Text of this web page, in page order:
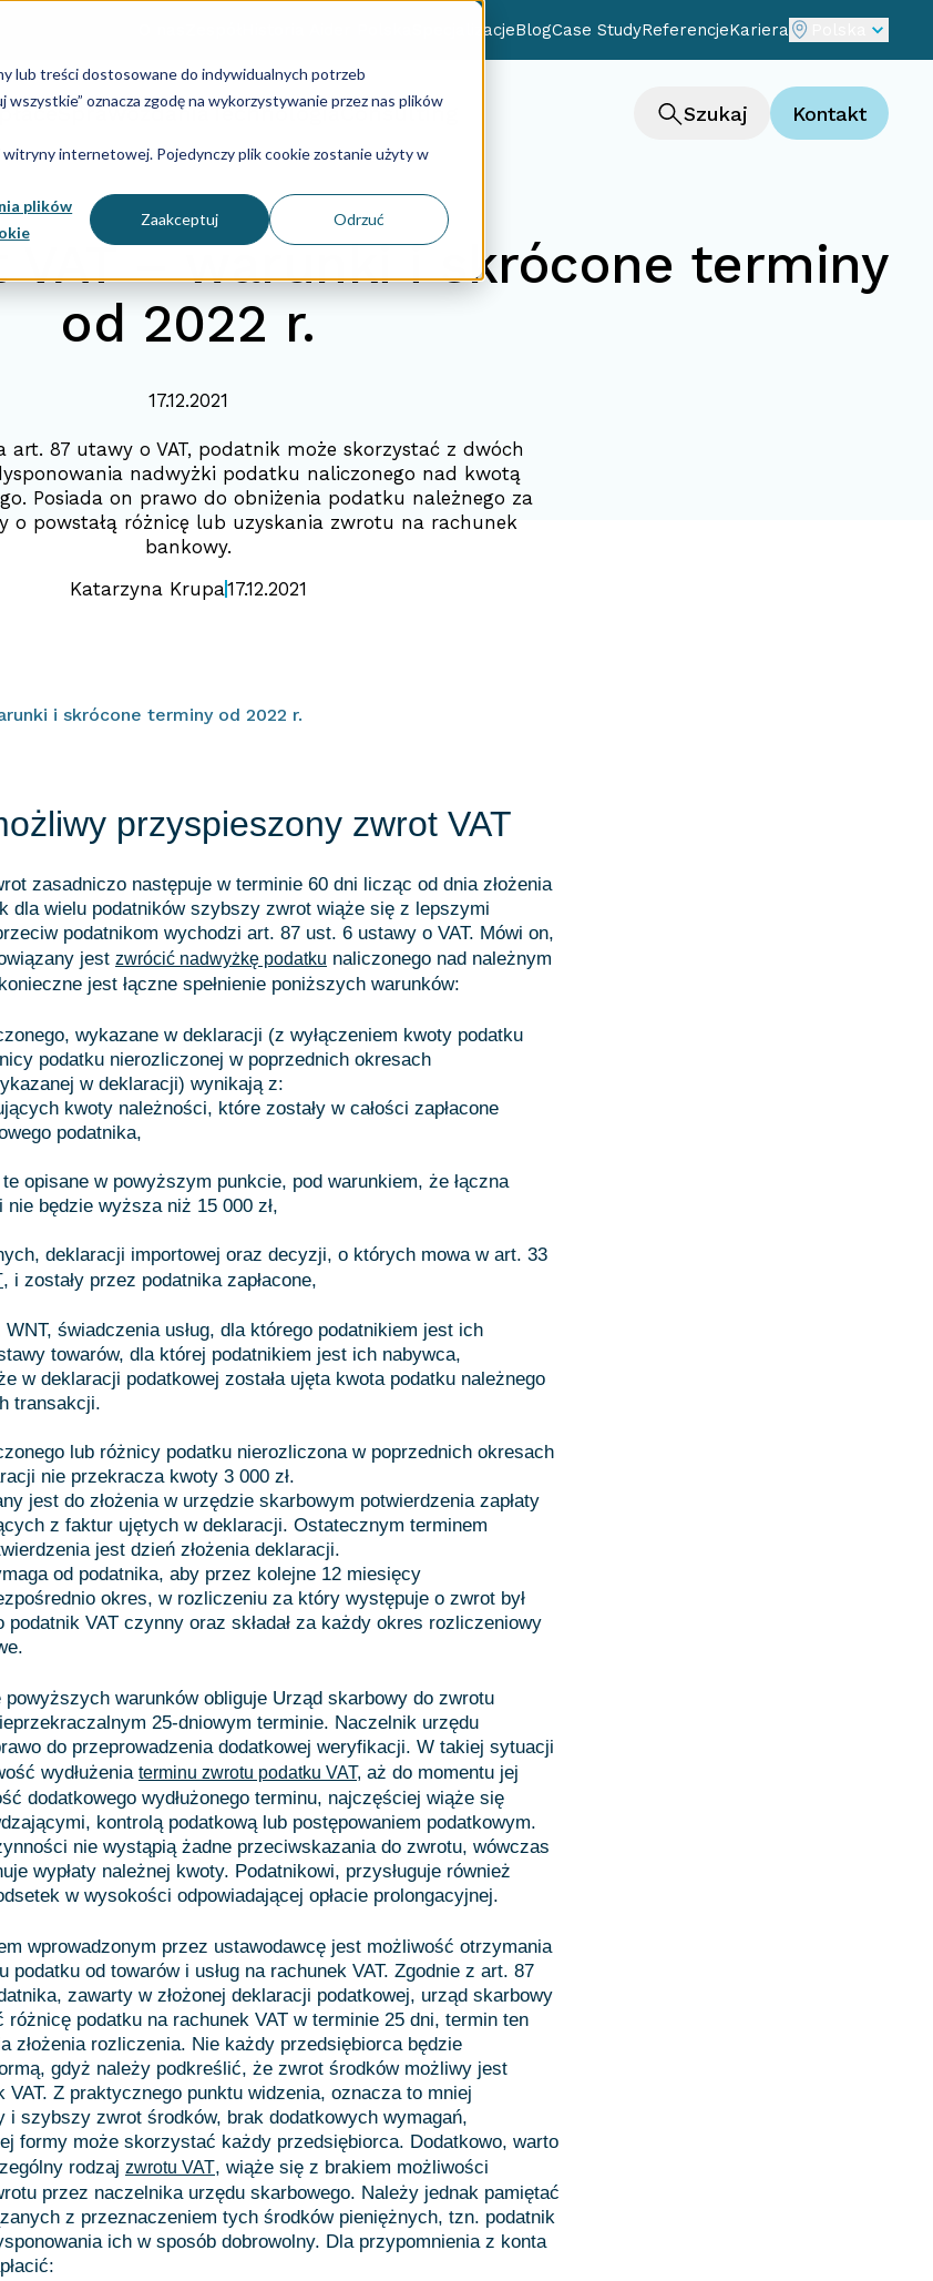
lub treści dostosowane do indywidualnych potrzeb
oznacza zgodę na wykorzystywanie przez nas plików
witryny internetowej. Pojedynczy plik cookie zostanie użyty w
plików
Zaakceptuj Odrzuć
SpecjalizacjeBlogCase StudyReferencjeKariera
Sprawozdania TechnologiaConsulting Szukaj Kontakt
VAT – warunki i skrócone terminy
od 2022 r.
17.12.2021
art. 87 utawy o VAT, podatnik może skorzystać z dwóch
nadwyżki podatku naliczonego nad kwotą
Posiada on prawo do obniżenia podatku należnego za
o powstałą różnicę lub uzyskania zwrotu na rachunek
bankowy.
Katarzyna Krupa17.12.2021
i skrócone terminy od 2022 r.
przyspieszony zwrot VAT
zasadniczo następuje w terminie 60 dni licząc od dnia złożenia
dla wielu podatników szybszy zwrot wiąże się z lepszymi
podatnikom wychodzi art. 87 ust. 6 ustawy o VAT. Mówi on,
jest zwrócić nadwyżkę podatku naliczonego nad należnym
jest łączne spełnienie poniższych warunków:
wykazane w deklaracji (z wyłączeniem kwoty podatku
podatku nierozliczonej w poprzednich okresach
w deklaracji) wynikają z:
kwoty należności, które zostały w całości zapłacone
podatnika,
opisane w powyższym punkcie, pod warunkiem, że łączna
nie będzie wyższa niż 15 000 zł,
deklaracji importowej oraz decyzji, o których mowa w art. 33
, i zostały przez podatnika zapłacone,
WNT, świadczenia usług, dla którego podatnikiem jest ich
towarów, dla której podatnikiem jest ich nabywca,
w deklaracji podatkowej została ujęta kwota podatku należnego
transakcji.
lub różnicy podatku nierozliczona w poprzednich okresach
nie przekracza kwoty 3 000 zł.
jest do złożenia w urzędzie skarbowym potwierdzenia zapłaty
z faktur ujętych w deklaracji. Ostatecznym terminem
jest dzień złożenia deklaracji.
od podatnika, aby przez kolejne 12 miesięcy
okres, w rozliczeniu za który występuje o zwrot był
VAT czynny oraz składał za każdy okres rozliczeniowy
powyższych warunków obliguje Urząd skarbowy do zwrotu
25-dniowym terminie. Naczelnik urzędu
do przeprowadzenia dodatkowej weryfikacji. W takiej sytuacji
wydłużenia terminu zwrotu podatku VAT, aż do momentu jej
dodatkowego wydłużonego terminu, najczęściej wiąże się
kontrolą podatkową lub postępowaniem podatkowym.
nie wystąpią żadne przeciwskazania do zwrotu, wówczas
wypłaty należnej kwoty. Podatnikowi, przysługuje również
w wysokości odpowiadającej opłacie prolongacyjnej.
wprowadzonym przez ustawodawcę jest możliwość otrzymania
podatku od towarów i usług na rachunek VAT. Zgodnie z art. 87
zawarty w złożonej deklaracji podatkowej, urząd skarbowy
różnicę podatku na rachunek VAT w terminie 25 dni, termin ten
złożenia rozliczenia. Nie każdy przedsiębiorca będzie
gdyż należy podkreślić, że zwrot środków możliwy jest
VAT. Z praktycznego punktu widzenia, oznacza to mniej
i szybszy zwrot środków, brak dodatkowych wymagań,
formy może skorzystać każdy przedsiębiorca. Dodatkowo, warto
rodzaj zwrotu VAT, wiąże się z brakiem możliwości
przez naczelnika urzędu skarbowego. Należy jednak pamiętać
z przeznaczeniem tych środków pieniężnych, tzn. podatnik
ich w sposób dobrowolny. Dla przypomnienia z konta